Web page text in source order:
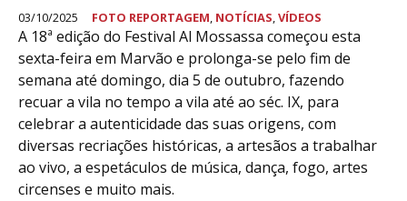
03/10/2025 FOTO REPORTAGEM, NOTÍCIAS,VÍDEOS
A 18ª edição do Festival Al Mossassa começou esta
sexta-feira em Marvão e prolonga-se pelo fim de
semana até domingo, dia 5 de outubro, fazendo
recuar a vila no tempo a vila até ao séc. IX, para
celebrar a autenticidade das suas origens, com
diversas recriações históricas, a artesãos a trabalhar
ao vivo, a espetáculos de música, dança, fogo, artes
circenses e muito mais.